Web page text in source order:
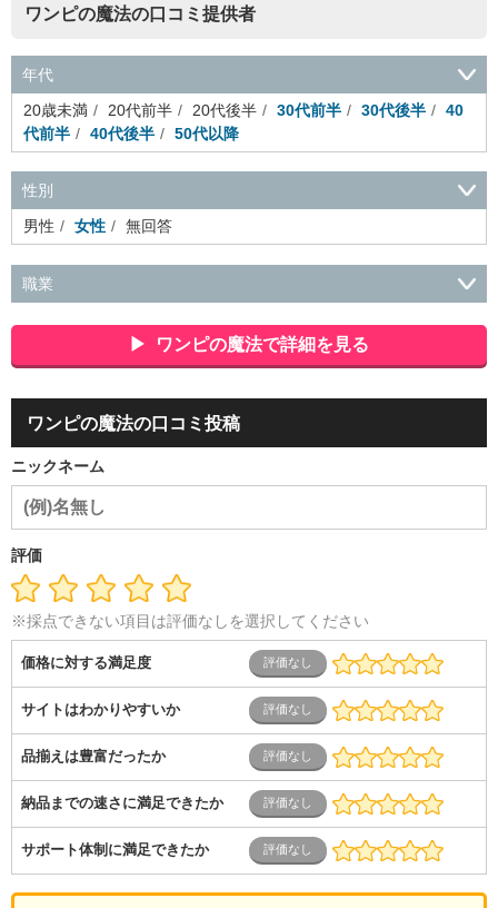
ワンピの魔法の口コミ提供者
年代
20歳未満
20代前半 20代後半 30代前半 30代後半
40
代前半
40代後半 50代以降
性別
男性
女性 無回答
職業
広告・マスコミ
接客・小売・流通・外食・食
品
アミューズメント・エンターテイメント・ゲーム関連
美
ダル・葬祭
メディア職
クリエイティブ・デザイン・映像・
音響
芸能・イベント・コンパニオン
ム開発・SE・インフラ）
導体・制御）
警備・交通・建築・土木技術職
医療・福祉・
介護
その他
ス
士業・コンサルティング 金融・商社
不動産・保険・サ
ービス
専業主婦（夫）
営業
ワンピの魔法で詳細を見る
ワンピの魔法の口コミ投稿
ニックネーム
評価
※採点できない項目は評価なしを選択してください
価格に対する満足度
サイトはわかりやすいか
品揃えは豊富だったか
納品までの速さに満足できたか
サポート体制に満足できたか